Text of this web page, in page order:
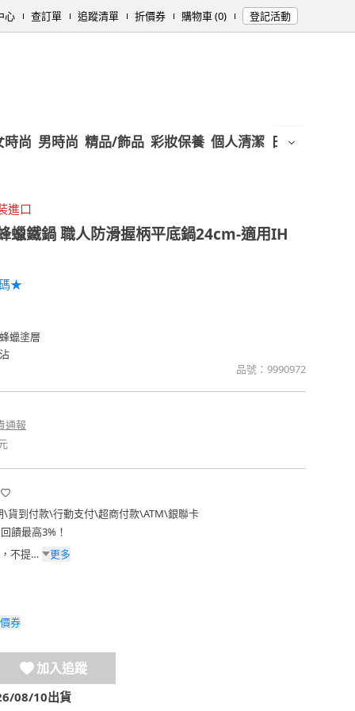
心 查訂單 追蹤清單 折價券 購物車 (0) 登記活動
時尚 男時尚 精品/飾品 彩妝保養 個人清潔 日用/紙品
進口
蠟鐵鍋 職人防滑握柄平底鍋24cm-適用IH
★
蠟塗層
品號： 9990972
通報
\貨到付款\行動支付\超商付款\ATM\銀聯卡
饋最高3%！
不提供
更多
券
加入追蹤
08/10出貨